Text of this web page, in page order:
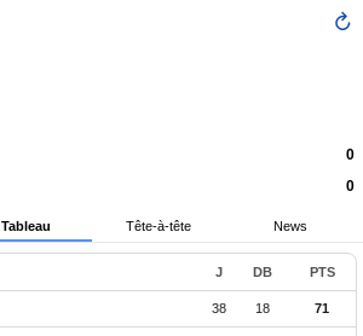
0
0
Tableau Tête-à-tête News
J DB PTS
38 18 71